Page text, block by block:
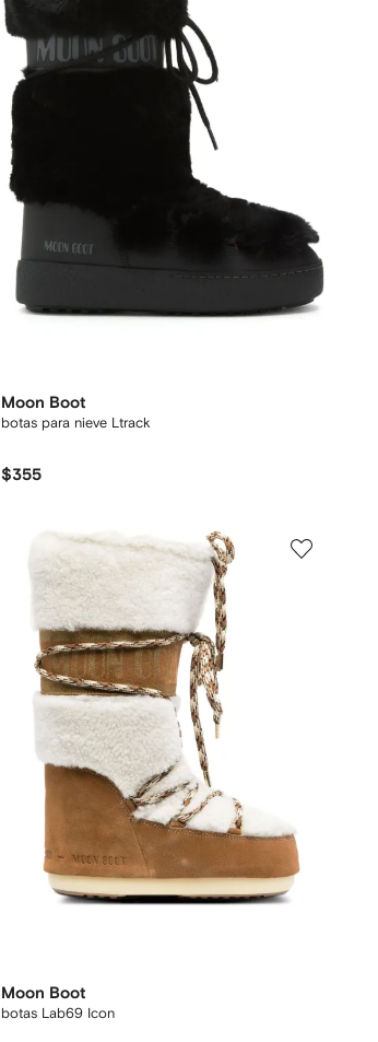
Moon Boot
botas para nieve Ltrack
$355
Moon Boot
botas Lab69 Icon